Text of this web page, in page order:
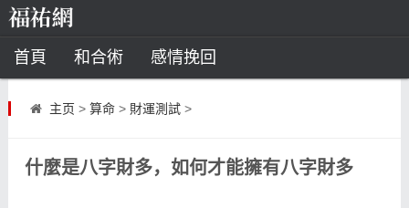
首頁 和合術 感情挽回
道教法事
主页 > 算命> 財運測試>
什麼是八字財多，如何才能擁有八字財多